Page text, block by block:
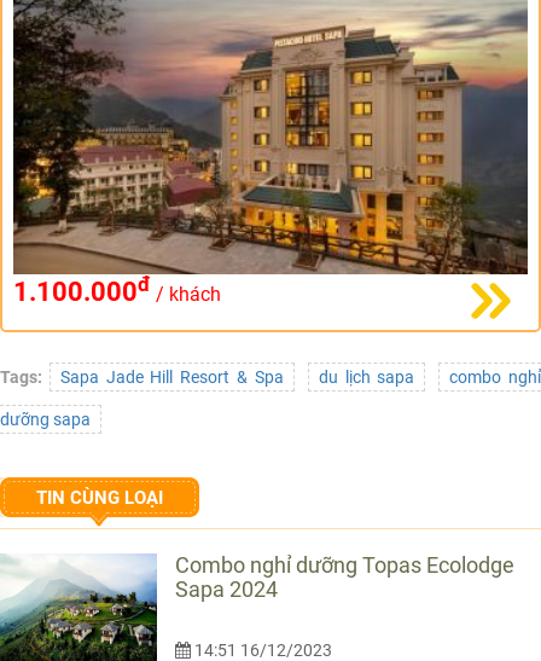
1.100.000đ / khách
Tags: Sapa Jade Hill Resort & Spa du lịch sapa combo nghỉ
dưỡng sapa
TIN CÙNG LOẠI
Combo nghỉ dưỡng Topas Ecolodge
Sapa 2024
14:51 16/12/2023